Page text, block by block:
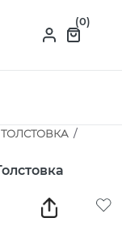
(0)
ТОЛСТОВКА /